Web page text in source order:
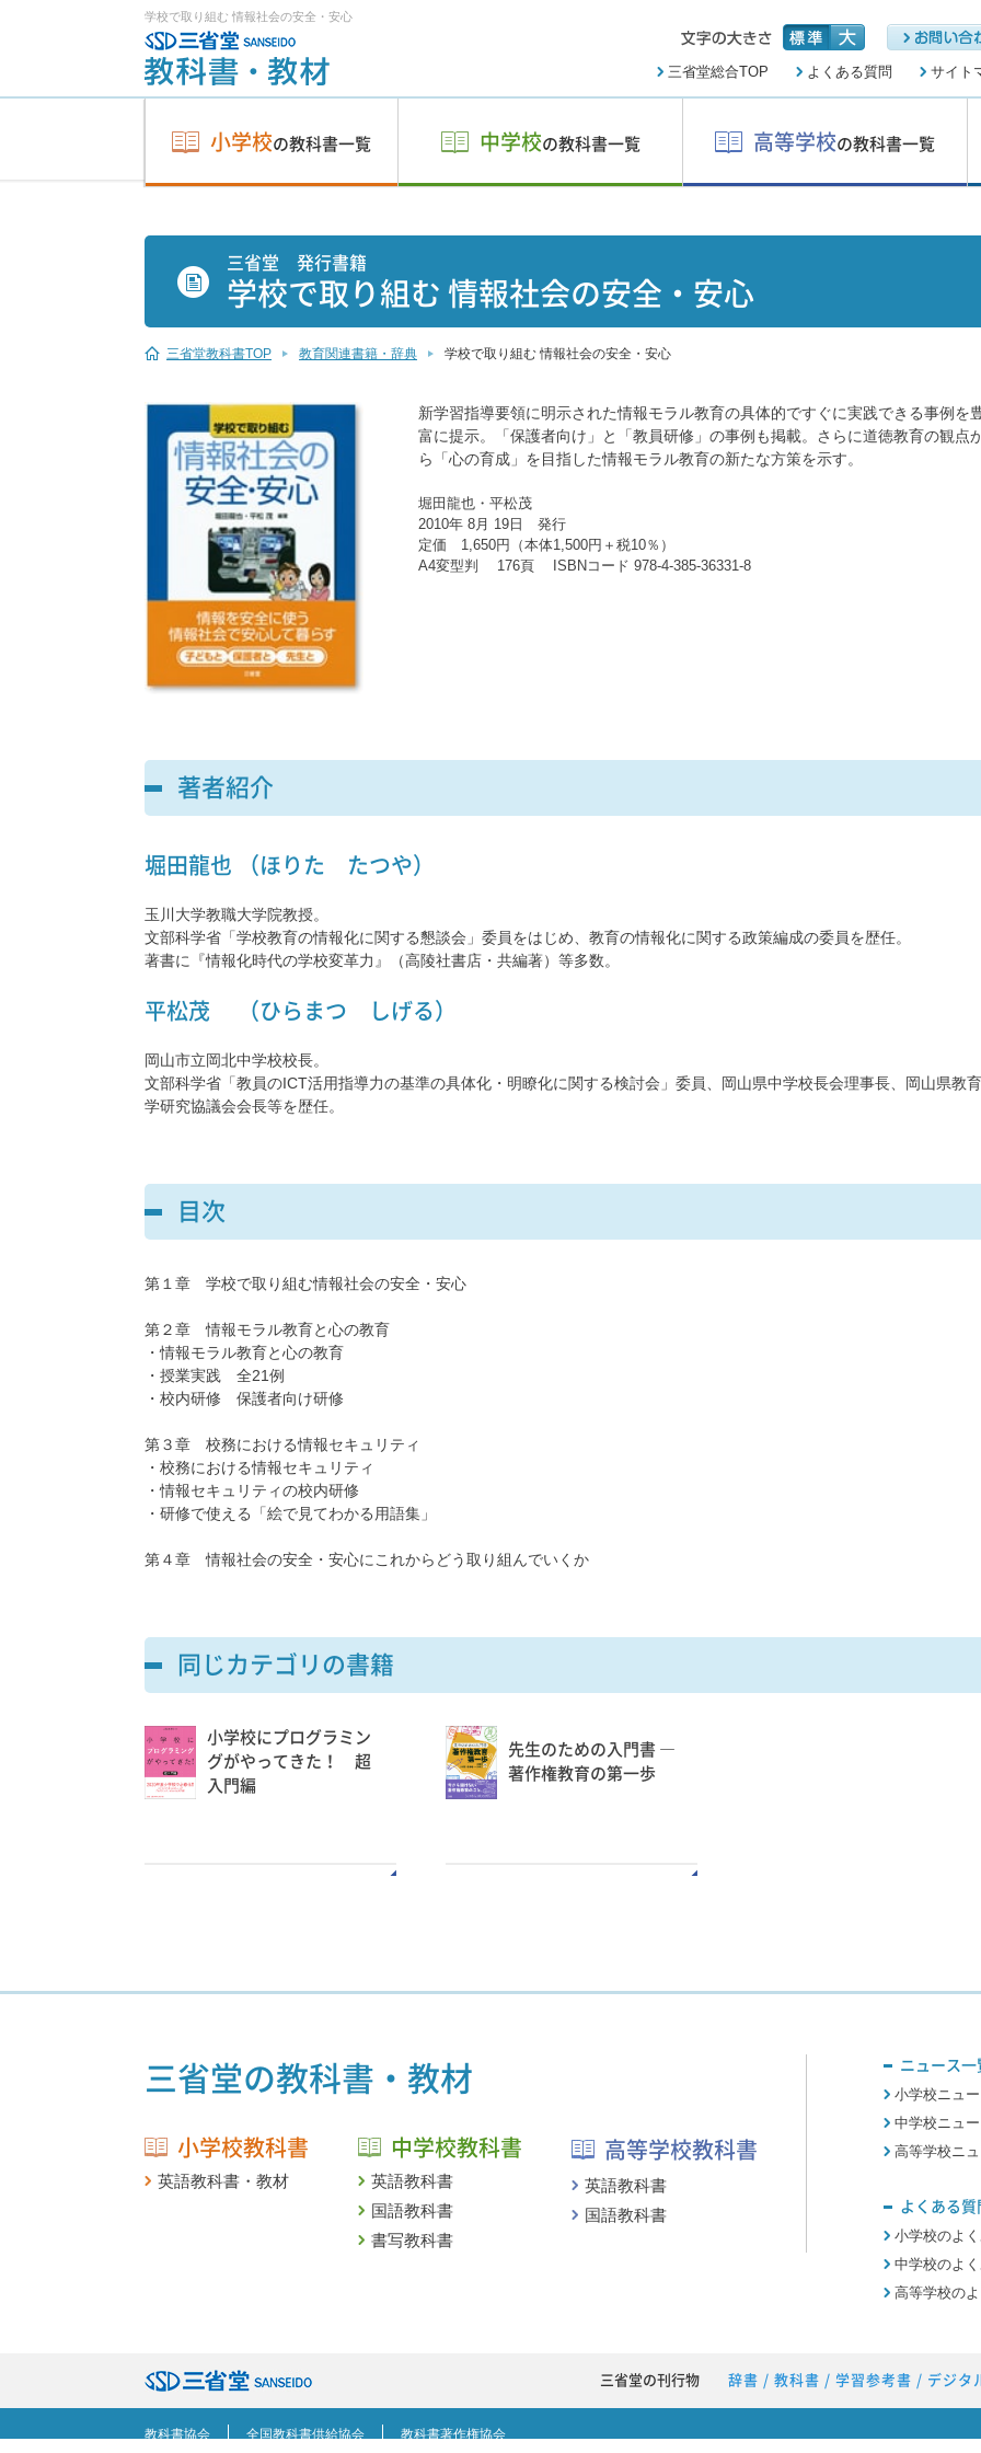
学校で取り組む 情報社会の安全・安心
三省堂総合TOP よくある質問 サイト
小学校の教科書一覧 中学校の教科書一覧 高等学校の教科書一覧
三省堂 発行書籍
学校で取り組む 情報社会の安全・安心
三省堂教科書TOP 教育関連書籍・辞典 学校で取り組む 情報社会の安全・安心
新学習指導要領に明示された情報モラル教育の具体的ですぐに実践できる事例を
富に提示。「保護者向け」と「教員研修」の事例も掲載。さらに道徳教育の観点
ら「心の育成」を目指した情報モラル教育の新たな方策を示す。
堀田龍也・平松茂
2010年 8月 19日 発行
定価 1,650円（本体1,500円＋税10％）
A4変型判 176頁 ISBNコード 978-4-385-36331-8
著者紹介
堀田龍也 （ほりた たつや）
玉川大学教職大学院教授。
文部科学省「学校教育の情報化に関する懇談会」委員をはじめ、教育の情報化に関する政策編成の委員を歴任。
著書に『情報化時代の学校変革力』（高陵社書店・共編著）等多数。
平松茂 （ひらまつ しげる）
岡山市立岡北中学校校長。
文部科学省「教員のICT活用指導力の基準の具体化・明瞭化に関する検討会」委員、岡山県中学校長会理事長、岡山県教
学研究協議会会長等を歴任。
目次
第１章 学校で取り組む情報社会の安全・安心
第２章 情報モラル教育と心の教育
・情報モラル教育と心の教育
・授業実践 全21例
・校内研修 保護者向け研修
第３章 校務における情報セキュリティ
・校務における情報セキュリティ
・情報セキュリティの校内研修
・研修で使える「絵で見てわかる用語集」
第４章 情報社会の安全・安心にこれからどう取り組んでいくか
同じカテゴリの書籍
小学校にプログラミン
グがやってきた！ 超
入門編
先生のための入門書 ―
著作権教育の第一歩
三省堂の教科書・教材
小学校教科書
英語教科書・教材
中学校教科書
英語教科書
国語教科書
書写教科書
高等学校教科書
英語教科書
国語教科書
ニュース一
小学校ニュ
中学校ニュ
高等学校ニ
よくある質
小学校のよ
中学校のよ
高等学校の
三省堂の刊行物 辞書 / 教科書 / 学習参考書 / デジタ
教科書協会 全国教科書供給協会 教科書著作権協会